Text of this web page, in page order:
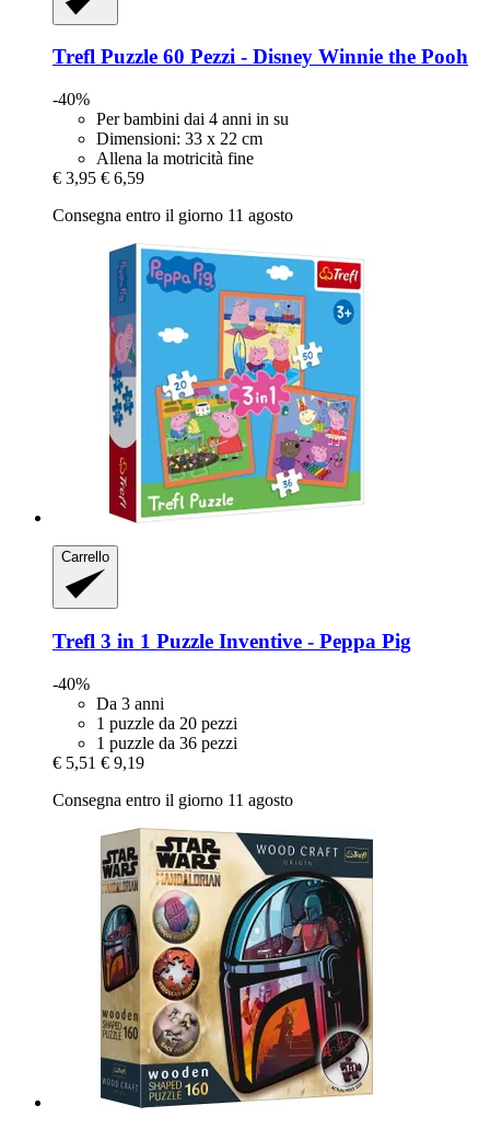
Trefl Puzzle 60 Pezzi -​ Disney Winnie the Pooh
-40%
Per bambini dai 4 anni in su
Dimensioni: 33 x 22 cm
Allena la motricità fine
€ 3,95 € 6,59
Consegna entro il giorno 11 agosto
Carrello
Trefl 3 in 1 Puzzle Inventive -​ Peppa Pig
-40%
Da 3 anni
1 puzzle da 20 pezzi
1 puzzle da 36 pezzi
€ 5,51 € 9,19
Consegna entro il giorno 11 agosto